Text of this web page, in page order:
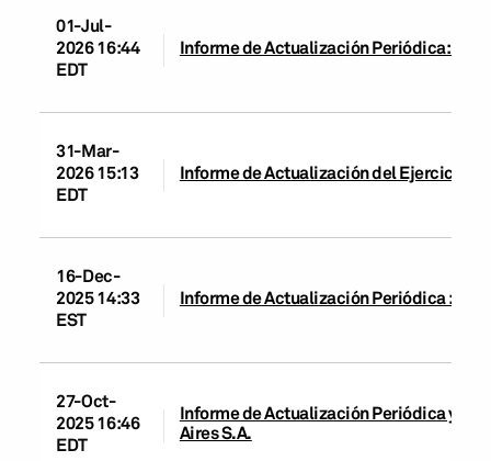
01-Jul-
2026 16:44
EDT
Informe de Actualización Periódica:
31-Mar-
2026 15:13
EDT
Informe de Actualización del Ejercicio:
16-Dec-
2025 14:33
EST
Informe de Actualización Periódica :
27-Oct-
2025 16:46
EDT
Informe de Actualización Periódica y
Aires S.A.